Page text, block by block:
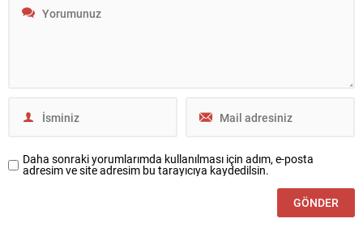
Daha sonraki yorumlarımda kullanılması için adım, e-posta
adresim ve site adresim bu tarayıcıya kaydedilsin.